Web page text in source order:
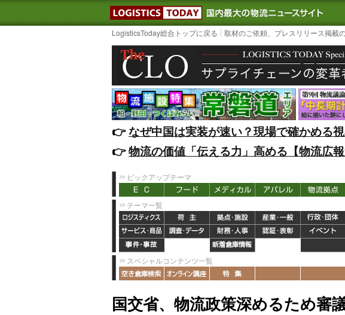
LOGISTICS TODAY｜国内最大
LogisticsToday総合トップに戻る 取材のご依頼、プレスリリース掲載
👉️なぜ中国は実装が速い？現場で確かめる
👉️物流の価値「伝える力」高める【物流広
ピックアップテーマ
テーマ一覧
スペシャルコンテンツ一覧
国交省、物流政策深めるため審